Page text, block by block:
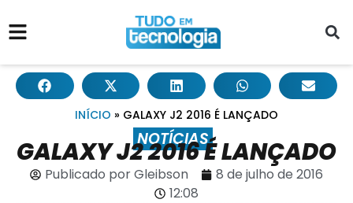
INÍCIO » GALAXY J2 2016 É LANÇADO
NOTÍCIAS
GALAXY J2 2016 É LANÇADO
Publicado porGleibson
8 de julho de 2016
12:08